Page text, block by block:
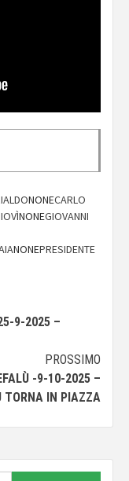
NONECARLO
NONEGIOVANNI
NONEPRESIDENTE
9-2025 –
PROSSIMO
-9-10-2025 –
TORNA IN PIAZZA